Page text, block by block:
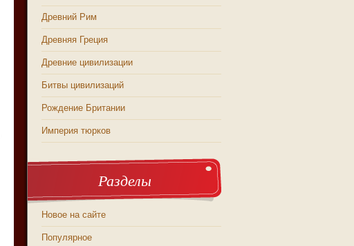
Древний Рим
Древняя Греция
Древние цивилизации
Битвы цивилизаций
Рождение Британии
Империя тюрков
Разделы
Новое на сайте
Популярное